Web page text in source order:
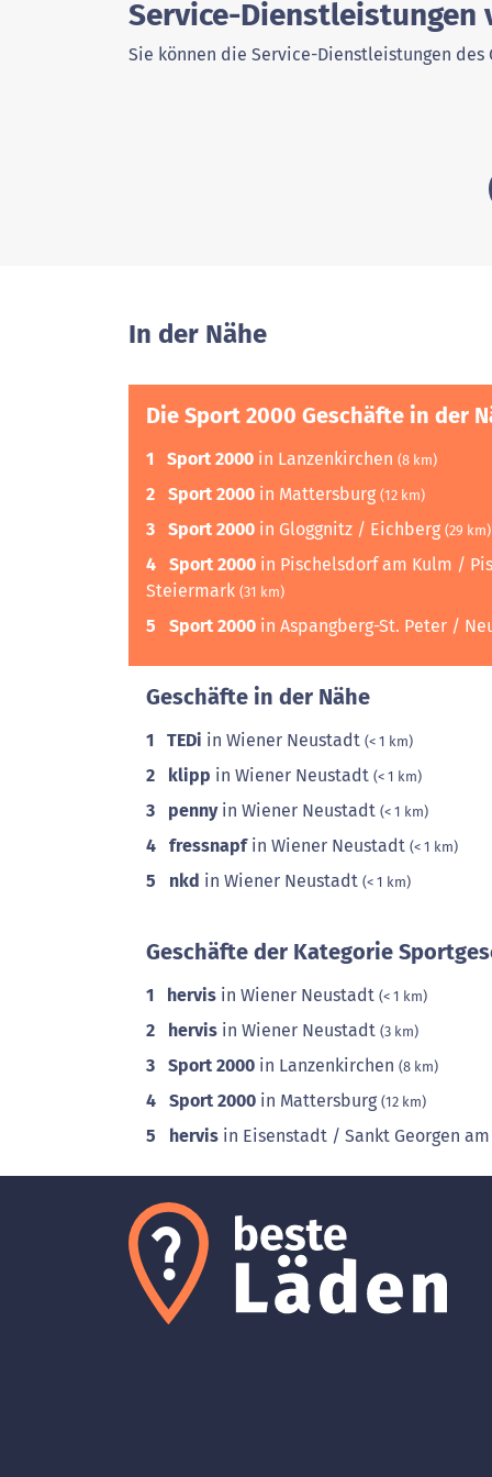
Service-Dienstleistungen
Sie können die Service-Dienstleistungen des
In der Nähe
Die Sport 2000 Geschäfte in der
1 Sport 2000 in Lanzenkirchen (8 km)
2 Sport 2000 in Mattersburg (12 km)
3 Sport 2000 in Gloggnitz / Eichberg (29 km)
4 Sport 2000 in Pischelsdorf am Kulm /
Steiermark (31 km)
5 Sport 2000 in Aspangberg-St. Peter /
Geschäfte in der Nähe
1 TEDi in Wiener Neustadt (< 1 km)
2 klipp in Wiener Neustadt (< 1 km)
3 pennyin Wiener Neustadt (< 1 km)
4 fressnapfin Wiener Neustadt (< 1 km)
5 nkd in Wiener Neustadt (< 1 km)
Geschäfte der Kategorie
1 hervis in Wiener Neustadt (< 1 km)
2 hervis in Wiener Neustadt (3 km)
3 Sport 2000 in Lanzenkirchen (8 km)
4 Sport 2000 in Mattersburg (12 km)
5 hervis in Eisenstadt / Sankt Georgen